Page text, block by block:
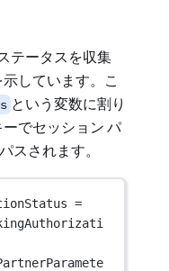
テータスを収集
しています。こ
という変数に割り
ーでセッション パ
スされます。
=